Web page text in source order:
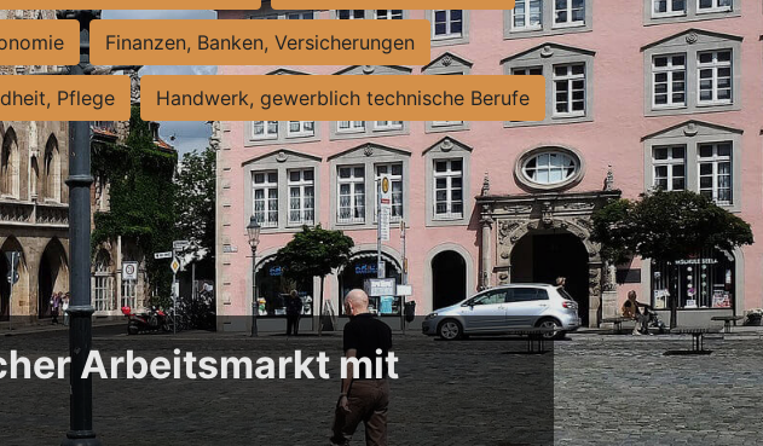
Finanzen, Banken, Versicherungen
Pflege Handwerk, gewerblich technische Berufe
Arbeitsmarkt mit